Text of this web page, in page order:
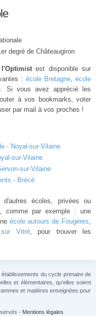
degré de Châteaugiron
est disponible sur
: école Bretagne,école
. Si vous avez apprécié les
à vos bookmarks, voter
par mail à vos proches !
- Noyal-sur-Vilaine
sur-Vilaine
sur-Vilaine
- Brécé
écoles, privées ou
, comme par exemple : une
école autours de Fougères,
Vitré, pour trouver les
du cycle primaire de
et élémentaires, qu'elles soient
et matières enseignées pour
- Mentions légales